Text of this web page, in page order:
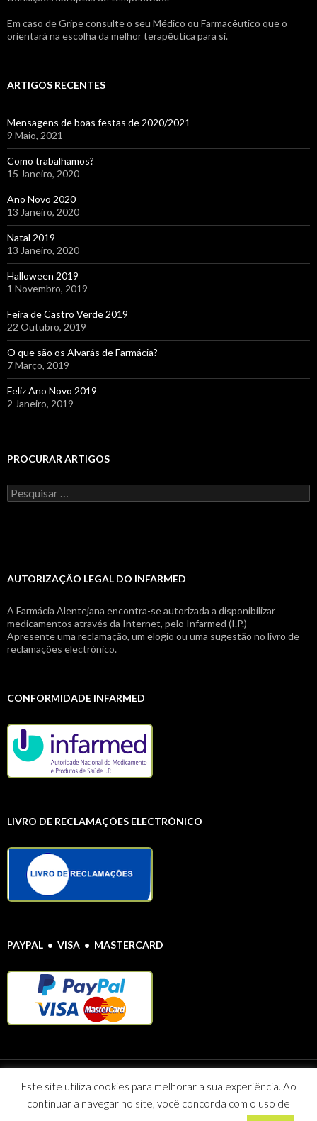
Em caso de Gripe consulte o seu Médico ou Farmacêutico que o
orientará na escolha da melhor terapêutica para si.
ARTIGOS RECENTES
Mensagens de boas festas de 2020/2021
9 Maio, 2021
Como trabalhamos?
15 Janeiro, 2020
Ano Novo 2020
13 Janeiro, 2020
Natal 2019
13 Janeiro, 2020
Halloween 2019
1 Novembro, 2019
Feira de Castro Verde 2019
22 Outubro, 2019
O que são os Alvarás de Farmácia?
7 Março, 2019
Feliz Ano Novo 2019
2 Janeiro, 2019
PROCURAR ARTIGOS
Pesquisar
por:
AUTORIZAÇÃO LEGAL DO INFARMED
A Farmácia Alentejana encontra-se autorizada a disponibilizar
medicamentos através da Internet, pelo Infarmed (I.P.)
Apresente uma reclamação, um elogio ou uma sugestão no livro de
reclamações electrónico.
CONFORMIDADE INFARMED
LIVRO DE RECLAMAÇÕES ELECTRÓNICO
PAYPAL • VISA • MASTERCARD
reservados
Maria Celeste Vieira Caeiro Sociedade Unipessoal Lda NIF: 507 095
Este site utiliza cookies para melhorar a sua experiência. Ao
continuar a navegar no site, você concorda com o uso de